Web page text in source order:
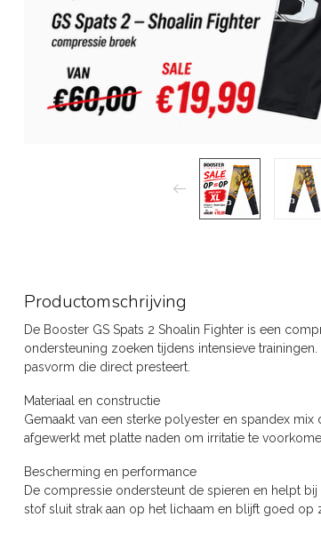
Productomschrijving
De Booster GS Spats 2 Shoalin Fighter is een
ondersteuning zoeken tijdens intensieve
pasvorm die direct presteert.
Materiaal en constructie
Gemaakt van een sterke polyester en spandex
afgewerkt met platte naden om irritatie te
Bescherming en performance
De compressie ondersteunt de spieren en helpt
stof sluit strak aan op het lichaam en blijft goed